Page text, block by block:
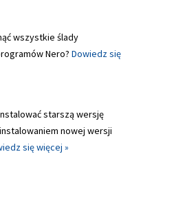
wszystkie ślady
Nero? Dowiedz się
starszą wersję
nowej wersji
się więcej »